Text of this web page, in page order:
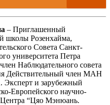
– Приглашенный
школы Розенхайма,
Совета Санкт-
университета Петра
Наблюдательного совета
Действительный член МАН
и зарубежный
Европейского научно-
Центра “Цяо Мэнюань.